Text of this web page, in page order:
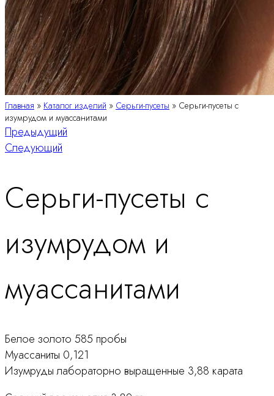
Главная » Каталог изделий » Серьги-пусеты » Серьги-пусеты с
изумрудом и муассанитами
Навигация
продукту
Предыдущий
Следующий
Серьги-пусеты с
изумрудом и
муассанитами
Белое золото 585 пробы
Муассаниты 0,121
Изумруды лабораторно выращенные 3,88 карата